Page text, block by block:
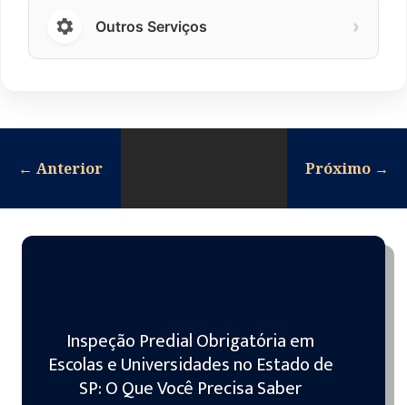
Outros Serviços ›
← Anterior Próximo →
Inspeção Predial Obrigatória em
Escolas e Universidades no Estado de
SP: O Que Você Precisa Saber